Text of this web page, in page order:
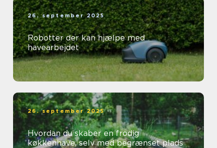
26. september 2025
Robotter der kan hjælpe med
havearbejdet
26. september 2025
Hvordan du skaber en frodig
køkkenhave, selv med begrænset plads